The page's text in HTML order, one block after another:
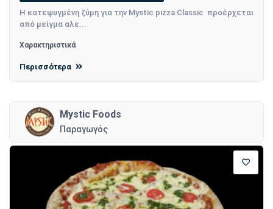
Η κατεψυγμένη ζύμη για την Mystic pizza Classic προέρχεται
από μείγμα αλε...
Χαρακτηριστικά
Περισσότερα
Mystic Foods
Παραγωγός